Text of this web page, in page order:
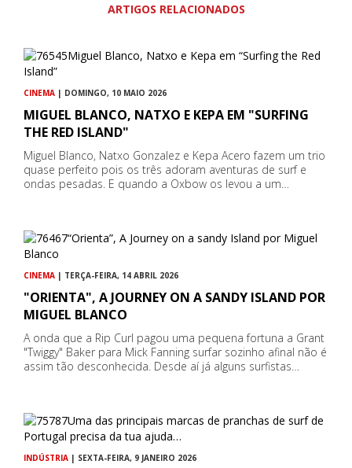
ARTIGOS RELACIONADOS
CINEMA | DOMINGO, 10 MAIO 2026
MIGUEL BLANCO, NATXO E KEPA EM "SURFING
THE RED ISLAND"
Miguel Blanco, Natxo Gonzalez e Kepa Acero fazem um trio
quase perfeito pois os três adoram aventuras de surf e
ondas pesadas. E quando a Oxbow os levou a um…
CINEMA | TERÇA-FEIRA, 14 ABRIL 2026
"ORIENTA", A JOURNEY ON A SANDY ISLAND POR
MIGUEL BLANCO
A onda que a Rip Curl pagou uma pequena fortuna a Grant
"Twiggy" Baker para Mick Fanning surfar sozinho afinal não é
assim tão desconhecida. Desde aí já alguns surfistas…
INDÚSTRIA | SEXTA-FEIRA, 9 JANEIRO 2026